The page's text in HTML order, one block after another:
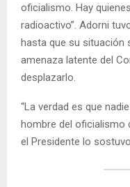
oficialismo. Hay
radioactivo”. Adorni
hasta que su situación
amenaza latente del
desplazarlo.
“La verdad es que
hombre del oficialismo
el Presidente lo